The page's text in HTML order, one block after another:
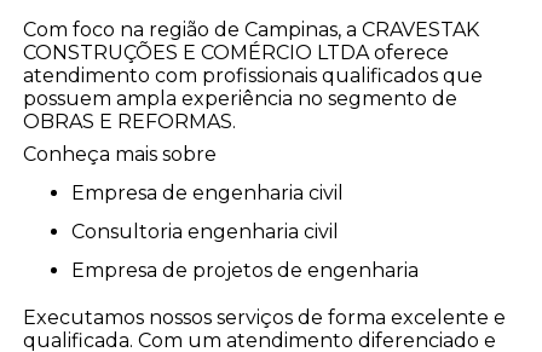
Com foco na região de Campinas, a CRAVESTAK
CONSTRUÇÕES E COMÉRCIO LTDA oferece
atendimento com profissionais qualificados que
possuem ampla experiência no segmento de
OBRAS E REFORMAS.
Conheça mais sobre
empresa de engenharia civil
consultoria engenharia civil
empresa de projetos de engenharia
Executamos nossos serviços de forma excelente e
qualificada. Com um atendimento diferenciado e